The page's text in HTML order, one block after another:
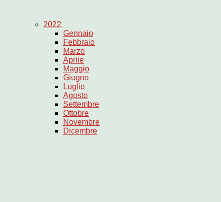
2022
Gennaio
Febbraio
Marzo
Aprile
Maggio
Giugno
Luglio
Agosto
Settembre
Ottobre
Novembre
Dicembre